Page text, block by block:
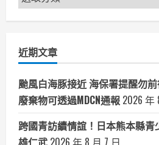
聞
分
近期文章
颱風白海豚接近 海保署提醒勿
廢棄物可透過MDCN通報 2026 年
跨國青訪續情誼！日本熊本縣
雄仁武 2026 年 8 月 7 日